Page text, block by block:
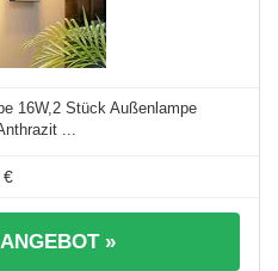
16W,2 Stück Außenlampe
...
€
»